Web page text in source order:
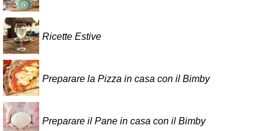
Ricette Estive
Preparare la Pizza in casa con il Bimby
Preparare il Pane in casa con il Bimby